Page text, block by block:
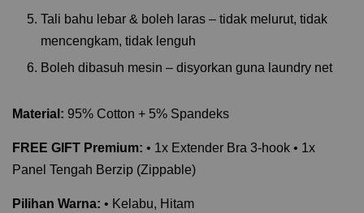
Tali bahu lebar & boleh laras – tidak melurut, tidak
mencengkam, tidak lenguh
Boleh dibasuh mesin – disyorkan guna laundry net
Material: 95% Cotton + 5% Spandeks
FREE GIFT Premium: • 1x Extender Bra 3-hook • 1x
Panel Tengah Berzip (Zippable)
Pilihan Warna: • Kelabu, Hitam